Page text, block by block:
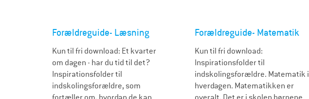
Forældreguide- Læsning
Kun til fri download: Et kvarter
om dagen - har du tid til det?
Inspirationsfolder til
indskolingsforældre, som
Forældreguide- Matematik
Kun til fri download:
Inspirationsfolder til
indskolingsforældre. Matematik i
hverdagen. Matematikken er